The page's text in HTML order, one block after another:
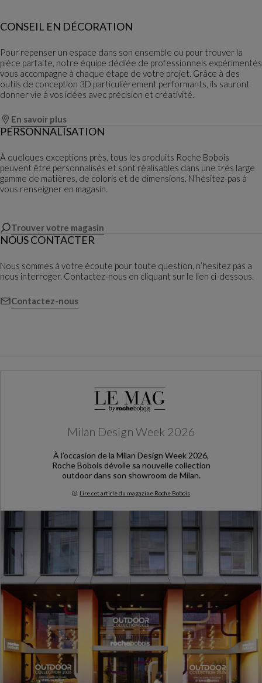
CONSEIL EN DÉCORATION
Pour repenser un espace dans son ensemble ou pour trouver la
pièce parfaite, notre équipe dédiée de professionnels expérimentés
vous accompagne à chaque étape de votre projet. Grâce à des
outils de conception 3D particulièrement performants, ils sauront
donner vie à vos idées avec précision et créativité.
En savoir plus
PERSONNALISATION
À quelques exceptions près, tous les produits Roche Bobois
peuvent être personnalisés et sont réalisables dans une très large
gamme de matières, de coloris et de dimensions. N'hésitez-pas à
vous renseigner en magasin.
Trouver votre magasin
NOUS CONTACTER
Nous sommes à votre écoute pour toute question, n’hesitez pas a
nous interroger. Contactez-nous en cliquant sur le lien ci-dessous.
Contactez-nous
Milan Design Week 2026
À l’occasion de la Milan Design Week 2026,
Roche Bobois dévoile sa nouvelle collection
outdoor dans son showroom de Milan.
Lire cet article du magazine Roche Bobois
Milan Design Week 2026